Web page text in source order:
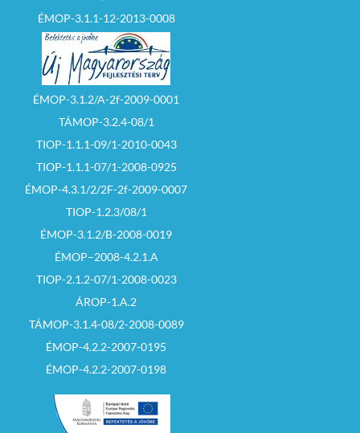
ÉMOP-3.1.1-12-2013-0008
ÉMOP-3.1.2/A-2f-2009-0001
TÁMOP-3.2.4-08/1
TIOP-1.1.1-09/1-2010-0043
TIOP-1.1.1-07/1-2008-0925
ÉMOP-4.3.1/2/2F-2f-2009-0007
TIOP-1.2.3/08/1
ÉMOP-3.1.2/B-2008-0019
ÉMOP–2008-4.2.1.A
TIOP-2.1.2-07/1-2008-0023
ÁROP-1.A.2
TÁMOP-3.1.4-08/2-2008-0089
ÉMOP-4.2.2-2007-0195
ÉMOP-4.2.2-2007-0198